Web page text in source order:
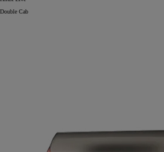
Double Cab